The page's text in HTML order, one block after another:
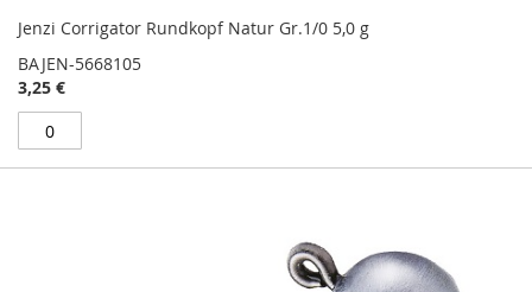
Jenzi Corrigator Rundkopf Natur Gr.1/0 5,0 g
BAJEN-5668105
3,25 €